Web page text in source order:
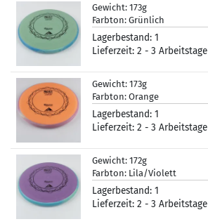
Gewicht: 173g
Farbton: Grünlich
Lagerbestand: 1
Lieferzeit: 2 - 3 Arbeitstage
Gewicht: 173g
Farbton: Orange
Lagerbestand: 1
Lieferzeit: 2 - 3 Arbeitstage
Gewicht: 172g
Farbton: Lila/Violett
Lagerbestand: 1
Lieferzeit: 2 - 3 Arbeitstage